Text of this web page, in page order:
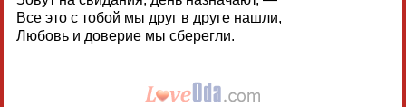
Все это с тобой мы друг в друге нашли,
Любовь и доверие мы сберегли.